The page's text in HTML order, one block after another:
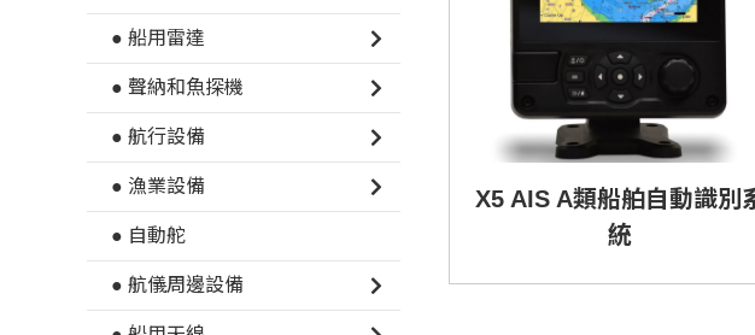
● 船用雷達
● 聲納和魚探機
● 航行設備
● 漁業設備
● 自動舵
● 航儀周邊設備
X5 AIS A類船舶自動識別
統